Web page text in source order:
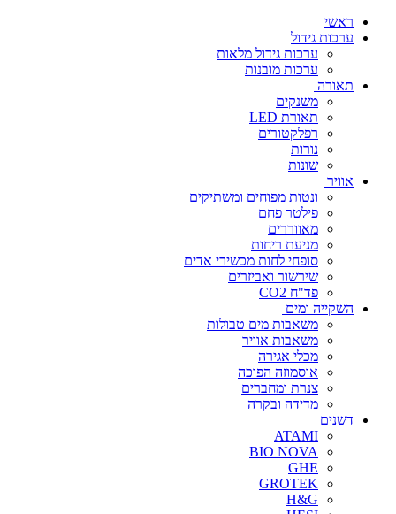
ראשי
ערכות גידול
ערכות גידול מלאות
ערכות מובנות
תאורה
משנקים
תאורת LED
רפלקטורים
נורות
שונות
אוויר
ונטות מפוחים ומשתיקים
פילטר פחם
מאווררים
מניעת ריחות
סופחי לחות מכשירי אדים
שירשור ואביזרים
פד"ח CO2
השקייה ומים
משאבות מים טבולות
משאבות אוויר
מכלי אגירה
אוסמוזה הפוכה
צנרת ומחברים
מדידה ובקרה
דשנים
ATAMI
BIO NOVA
GHE
GROTEK
H&G